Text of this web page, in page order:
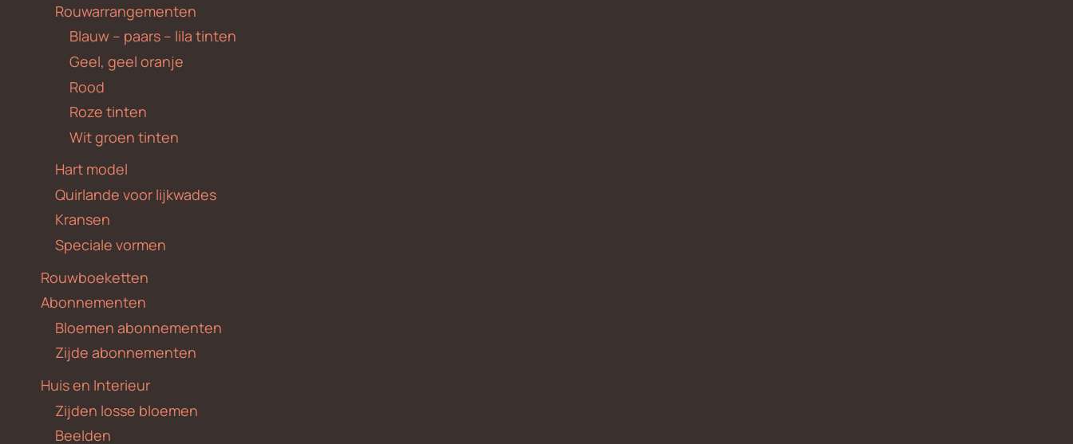
Rouwarrangementen
Blauw – paars – lila tinten
Geel, geel oranje
Rood
Roze tinten
Wit groen tinten
Hart model
Quirlande voor lijkwades
Kransen
Speciale vormen
Rouwboeketten
Abonnementen
Bloemen abonnementen
Zijde abonnementen
Huis en Interieur
Zijden losse bloemen
Beelden